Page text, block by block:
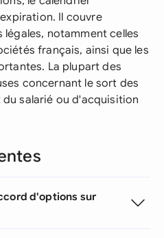
Il couvre
notamment celles
français, ainsi que les
La plupart des
concernant le sort des
salarié ou d'acquisition
d'options sur